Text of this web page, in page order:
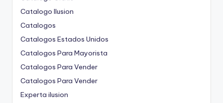
Catalogo Ilusion
Catalogos
Catalogos Estados Unidos
Catalogos Para Mayorista
Catalogos Para Vender
Catalogos Para Vender
Experta ilusion